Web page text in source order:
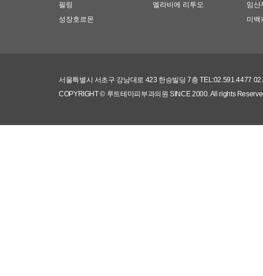
필링
성장호르몬
엘라비에 리투오
임산
미백
서울특별시 서초구 강남대로 423 한승빌딩 7층 TEL:02.591.4477
COPYRIGHT © 루트테마피부과의원 SINCE 2000.All rights